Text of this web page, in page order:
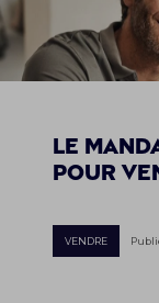
Le
pour
VENDRE